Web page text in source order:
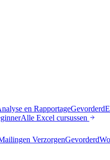
en RapportageGevorderd
Alle Excel cursussen
VerzorgenGevorderd